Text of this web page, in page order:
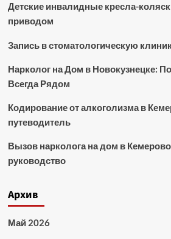
Детские инвалидные кресла-
приводом
Запись в стоматологическую
Нарколог на Дом в Новокузнецке:
Всегда Рядом
Кодирование от алкоголизма в
путеводитель
Вызов нарколога на дом в
руководство
Архив
Май 2026